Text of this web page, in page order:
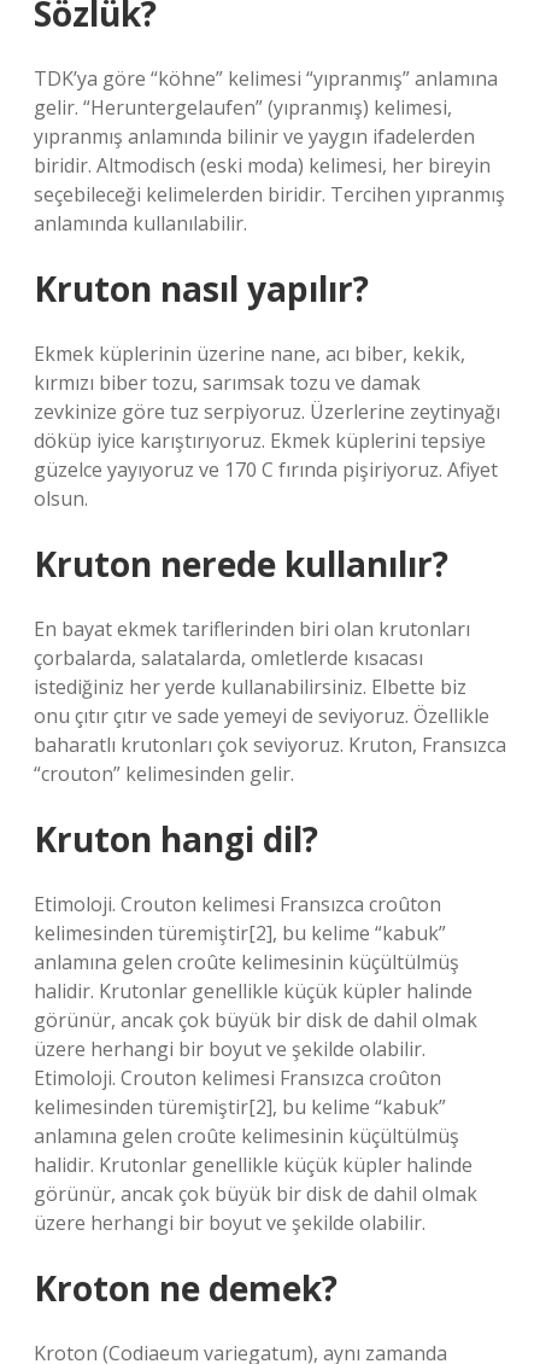
Sözlük?
TDK’ya göre “köhne” kelimesi “yıpranmış” anlamına
gelir. “Heruntergelaufen” (yıpranmış) kelimesi,
yıpranmış anlamında bilinir ve yaygın ifadelerden
biridir. Altmodisch (eski moda) kelimesi, her bireyin
seçebileceği kelimelerden biridir. Tercihen yıpranmış
anlamında kullanılabilir.
Kruton nasıl yapılır?
Ekmek küplerinin üzerine nane, acı biber, kekik,
kırmızı biber tozu, sarımsak tozu ve damak
zevkinize göre tuz serpiyoruz. Üzerlerine zeytinyağı
döküp iyice karıştırıyoruz. Ekmek küplerini tepsiye
güzelce yayıyoruz ve 170 C fırında pişiriyoruz. Afiyet
olsun.
Kruton nerede kullanılır?
En bayat ekmek tariflerinden biri olan krutonları
çorbalarda, salatalarda, omletlerde kısacası
istediğiniz her yerde kullanabilirsiniz. Elbette biz
onu çıtır çıtır ve sade yemeyi de seviyoruz. Özellikle
baharatlı krutonları çok seviyoruz. Kruton, Fransızca
“crouton” kelimesinden gelir.
Kruton hangi dil?
Etimoloji. Crouton kelimesi Fransızca croûton
kelimesinden türemiştir[2], bu kelime “kabuk”
anlamına gelen croûte kelimesinin küçültülmüş
halidir. Krutonlar genellikle küçük küpler halinde
görünür, ancak çok büyük bir disk de dahil olmak
üzere herhangi bir boyut ve şekilde olabilir.
Etimoloji. Crouton kelimesi Fransızca croûton
kelimesinden türemiştir[2], bu kelime “kabuk”
anlamına gelen croûte kelimesinin küçültülmüş
halidir. Krutonlar genellikle küçük küpler halinde
görünür, ancak çok büyük bir disk de dahil olmak
üzere herhangi bir boyut ve şekilde olabilir.
Kroton ne demek?
Kroton (Codiaeum variegatum), aynı zamanda